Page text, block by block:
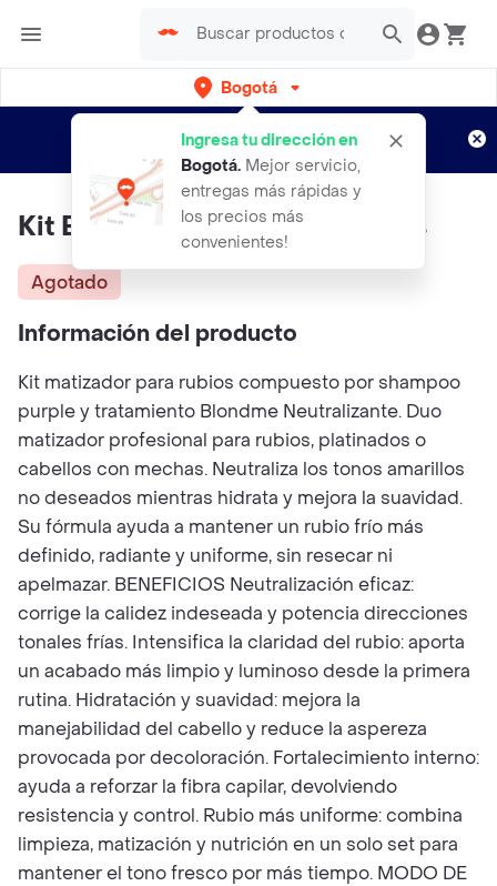
Bogotá
Ingresa tu dirección en
Bogotá. Mejor servicio,
entregas más rápidas y
los precios más
convenientes!
envíos gratis por semanas
Aplican TyC
Kit Blondme Matización Rubios
Agotado
Información del producto
Kit matizador para rubios compuesto por shampoo
purple y tratamiento Blondme Neutralizante. Duo
matizador profesional para rubios, platinados o
cabellos con mechas. Neutraliza los tonos amarillos
no deseados mientras hidrata y mejora la suavidad.
Su fórmula ayuda a mantener un rubio frío más
definido, radiante y uniforme, sin resecar ni
apelmazar. BENEFICIOS Neutralización eficaz:
corrige la calidez indeseada y potencia direcciones
tonales frías. Intensifica la claridad del rubio: aporta
un acabado más limpio y luminoso desde la primera
rutina. Hidratación y suavidad: mejora la
manejabilidad del cabello y reduce la aspereza
provocada por decoloración. Fortalecimiento interno:
ayuda a reforzar la fibra capilar, devolviendo
resistencia y control. Rubio más uniforme: combina
limpieza, matización y nutrición en un solo set para
mantener el tono fresco por más tiempo. MODO DE